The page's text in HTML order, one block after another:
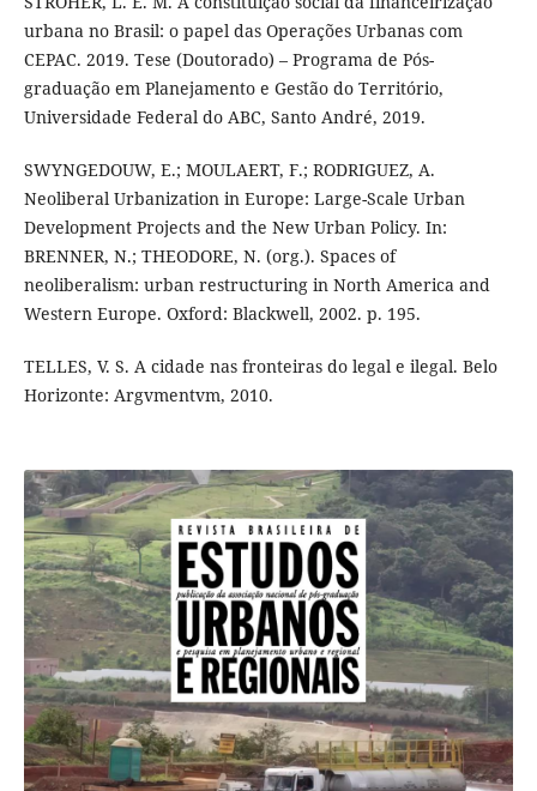
urbana no Brasil: o papel das Operações Urbanas com
CEPAC. 2019. Tese (Doutorado) – Programa de Pós-
graduação em Planejamento e Gestão do Território,
Universidade Federal do ABC, Santo André, 2019.
SWYNGEDOUW, E.; MOULAERT, F.; RODRIGUEZ, A.
Neoliberal Urbanization in Europe: Large-Scale Urban
Development Projects and the New Urban Policy. In:
BRENNER, N.; THEODORE, N. (org.). Spaces of
neoliberalism: urban restructuring in North America and
Western Europe. Oxford: Blackwell, 2002. p. 195.
TELLES, V. S. A cidade nas fronteiras do legal e ilegal. Belo
Horizonte: Argvmentvm, 2010.